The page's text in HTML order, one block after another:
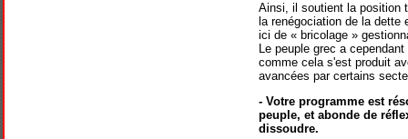
Ainsi, il soutient la position
la renégociation de la
ici de « bricolage »
Le peuple grec a
comme cela s'est produit
avancées par certains
- Votre programme est
peuple, et abonde de
dissoudre.